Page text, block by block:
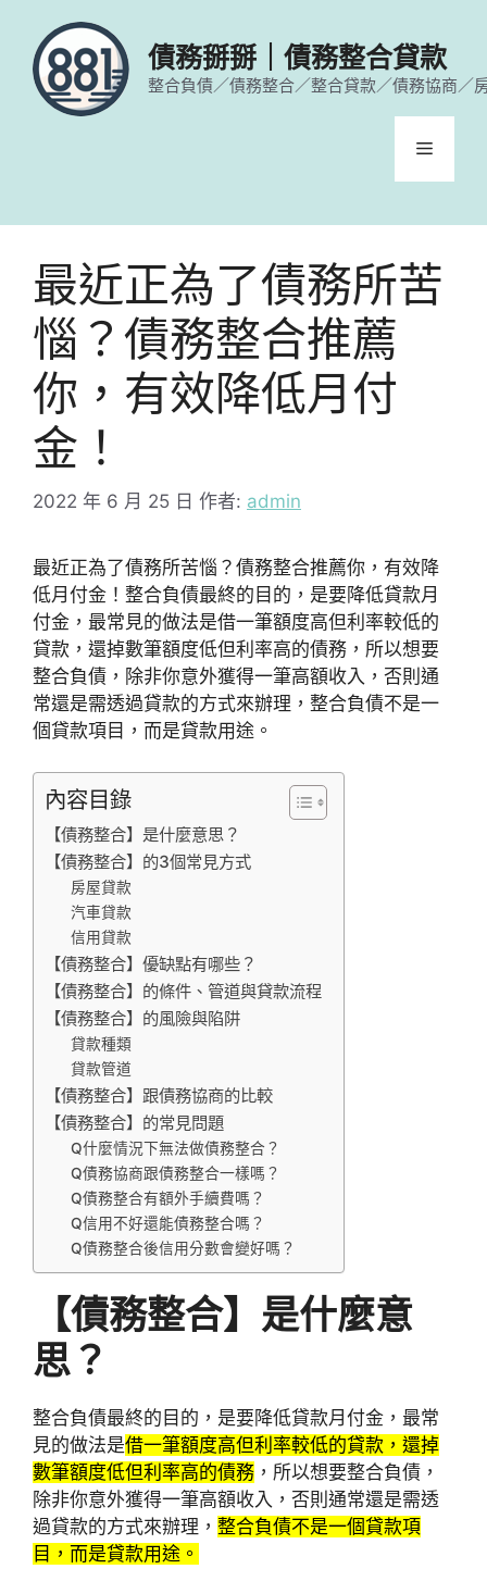
債務掰掰｜債務整合貸款
整合負債／債務整合／整合貸款／債務協商／
選
最近正為了債務所苦
惱？債務整合推薦
你，有效降低月付
金！
2022 年 6 月 25 日 作者: admin
最近正為了債務所苦惱？債務整合推薦你，有效降
低月付金！整合負債最終的目的，是要降低貸款月
付金，最常見的做法是借一筆額度高但利率較低的
貸款，還掉數筆額度低但利率高的債務，所以想要
整合負債，除非你意外獲得一筆高額收入，否則通
常還是需透過貸款的方式來辦理，整合負債不是一
個貸款項目，而是貸款用途。
內容目錄
【債務整合】是什麼意思？
【債務整合】的3個常見方式
房屋貸款
汽車貸款
信用貸款
【債務整合】優缺點有哪些？
【債務整合】的條件、管道與貸款流程
【債務整合】的風險與陷阱
貸款種類
貸款管道
【債務整合】跟債務協商的比較
【債務整合】的常見問題
Q什麼情況下無法做債務整合？
Q債務協商跟債務整合一樣嗎？
Q債務整合有額外手續費嗎？
Q信用不好還能債務整合嗎？
Q債務整合後信用分數會變好嗎？
【債務整合】是什麼意
思？
整合負債最終的目的，是要降低貸款月付金，最常
見的做法是借一筆額度高但利率較低的貸款，還掉
數筆額度低但利率高的債務 ，所以想要整合負債，
除非你意外獲得一筆高額收入，否則通常還是需透
過貸款的方式來辦理， 整合負債不是一個貸款項
目，而是貸款用途。